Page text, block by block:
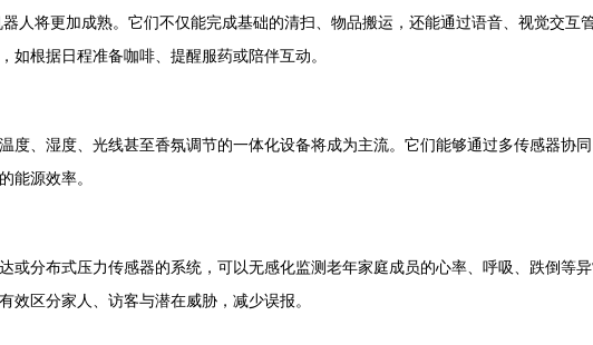
人将更加成熟。它们不仅能完成基础的清扫、物品搬运，还能通过语音、视觉交互
根据日程准备咖啡、提醒服药或陪伴互动。
、湿度、光线甚至香氛调节的一体化设备将成为主流。它们能够通过多传感器协
能源效率。
或分布式压力传感器的系统，可以无感化监测老年家庭成员的心率、呼吸、跌倒等
区分家人、访客与潜在威胁，减少误报。